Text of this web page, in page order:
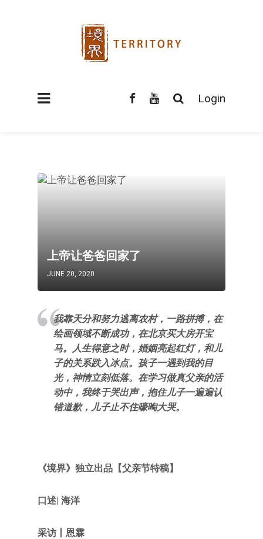
Login
上帝让爸爸回家了
JUNE 20, 2020
我靠天分和努力逃离农村，一路拼搏，在
绘画领域不断成功，在北京买大房开宝
马。人生得意之时，婚姻亮起红灯，和儿
子的关系跌入冰点。孩子一遇到我的目
光，神情立刻低落。在学习做真父亲的活
动中，我终于哭出声，抱住儿子一遍遍认
错道歉，儿子止不住嚎啕大哭。
《境界》独立出品 【父亲节特稿】
口述| 海洋
采访丨恩霖